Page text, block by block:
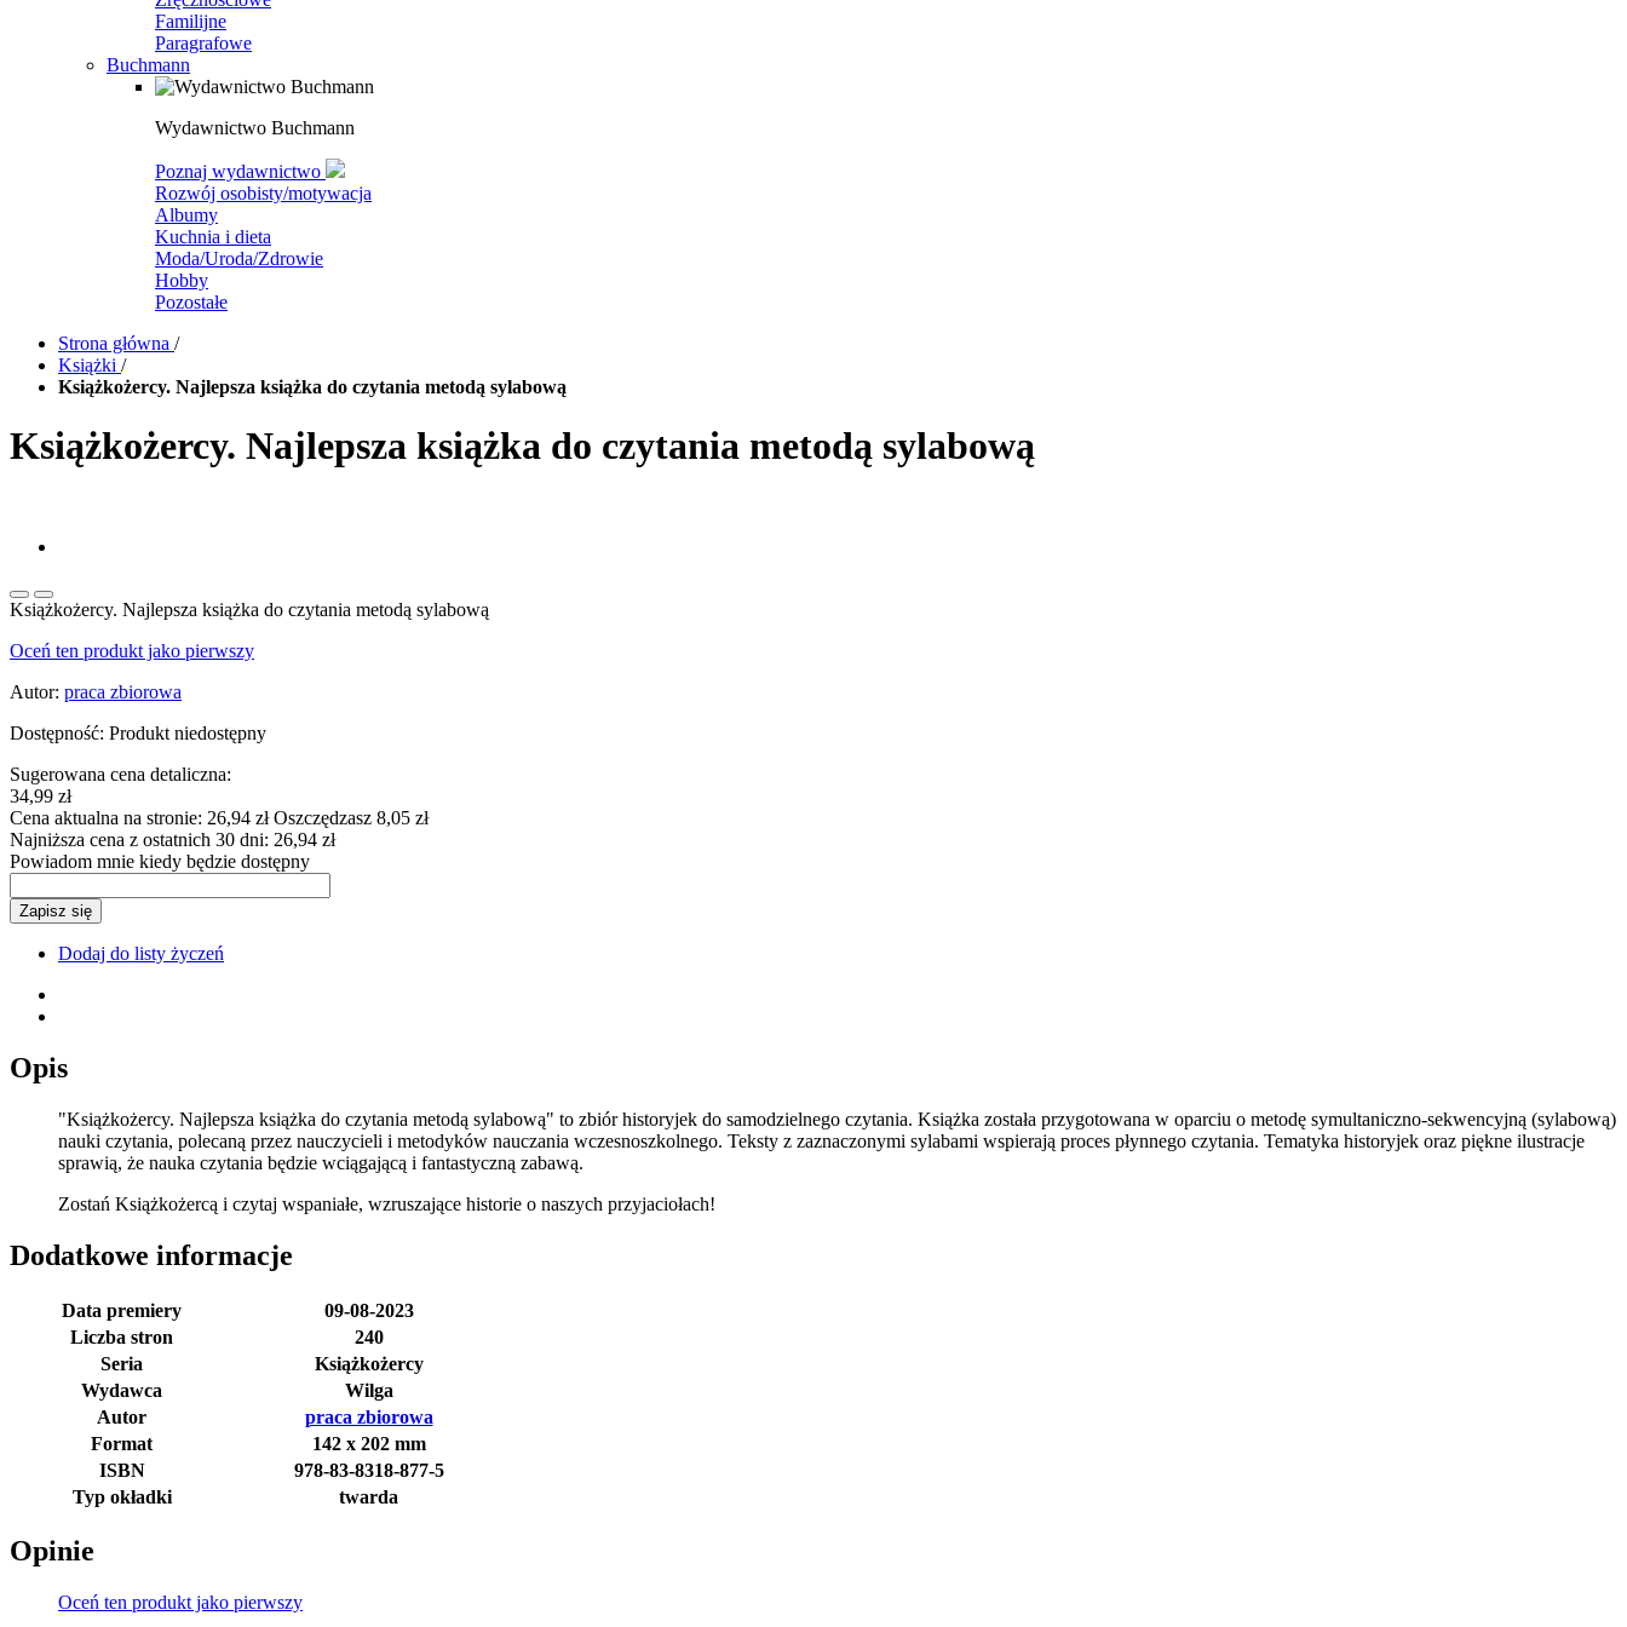
Familijne
Paragrafowe
Buchmann
Wydawnictwo Buchmann
Poznaj wydawnictwo
Rozwój osobisty/motywacja
Albumy
Kuchnia i dieta
Moda/Uroda/Zdrowie
Hobby
Pozostałe
Strona główna /
Książki /
Książkożercy. Najlepsza książka do czytania metodą sylabową
Książkożercy. Najlepsza książka do czytania metodą sylabową
Książkożercy. Najlepsza książka do czytania metodą sylabową
Oceń ten produkt jako pierwszy
Autor: praca zbiorowa
Dostępność: Produkt niedostępny
Sugerowana cena detaliczna:
34,99 zł
Cena aktualna na stronie: 26,94 złOszczędzasz 8,05 zł
Najniższa cena z ostatnich 30 dni: 26,94 zł
Powiadom mnie kiedy będzie dostępny
Zapisz się
Dodaj do listy życzeń
Opis
"Książkożercy. Najlepsza książka do czytania metodą sylabową" to zbiór historyjek do samodzielnego czytania. Książka została przygotowana w oparciu o metodę symultaniczno-sekwencyjną (sylabową)
nauki czytania, polecaną przez nauczycieli i metodyków nauczania wczesnoszkolnego. Teksty z zaznaczonymi sylabami wspierają proces płynnego czytania. Tematyka historyjek oraz piękne ilustracje
sprawią, że nauka czytania będzie wciągającą i fantastyczną zabawą.
Zostań Książkożercą i czytaj wspaniałe, wzruszające historie o naszych przyjaciołach!
Dodatkowe informacje
Data premiery
09-08-2023
Liczba stron
240
Seria
Książkożercy
Wydawca
Wilga
Autor
praca zbiorowa
Format
142 x 202 mm
ISBN
978-83-8318-877-5
Typ okładki
twarda
Opinie
Oceń ten produkt jako pierwszy